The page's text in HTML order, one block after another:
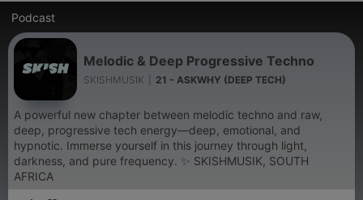
Podcast
Melodic & Deep Progressive Techno
SKISHMUSIK 21 - ASKWHY (DEEP TECH)
A powerful new chapter between melodic techno and raw,
deep, progressive tech energy—deep, emotional, and
hypnotic. Immerse yourself in this journey through light,
darkness, and pure frequency. ✨ SKISHMUSIK, SOUTH
AFRICA